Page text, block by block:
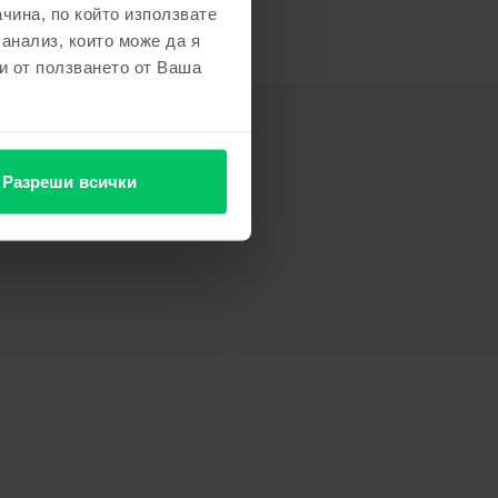
по който използвате
които може да я
от ползването от Ваша
Разреши всички